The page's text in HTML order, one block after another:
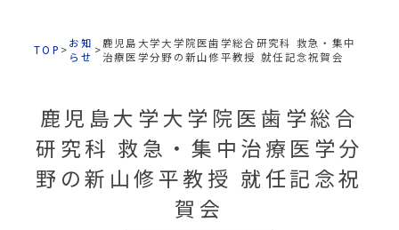
TOP >お知
らせ >鹿児島大学大学院医歯学総合研究科 救急・集中
治療医学分野の新山修平教授 就任記念祝賀会
鹿児島大学大学院医歯学総合
研究科 救急・集中治療医学分
野の新山修平教授 就任記念祝
賀会